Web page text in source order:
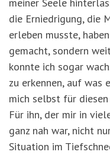
meiner Seele
die Erniedrigung, die
erleben musste,
gemacht, sondern
konnte ich sogar
zu erkennen, auf was
mich selbst für
Für ihn, der mir in
ganz nah war, nicht
Situation im